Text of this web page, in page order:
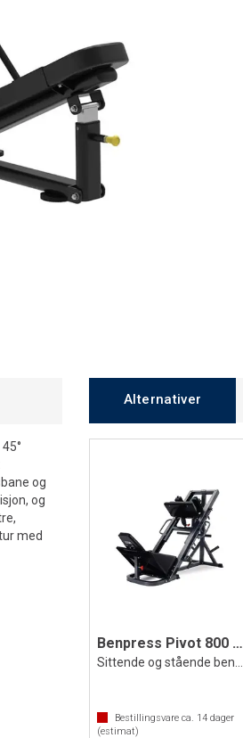
og
og
med
Alternativer
Benpress Pivot 800 2 in1
Bestillingsvare ca. 14 dager
(estimat)